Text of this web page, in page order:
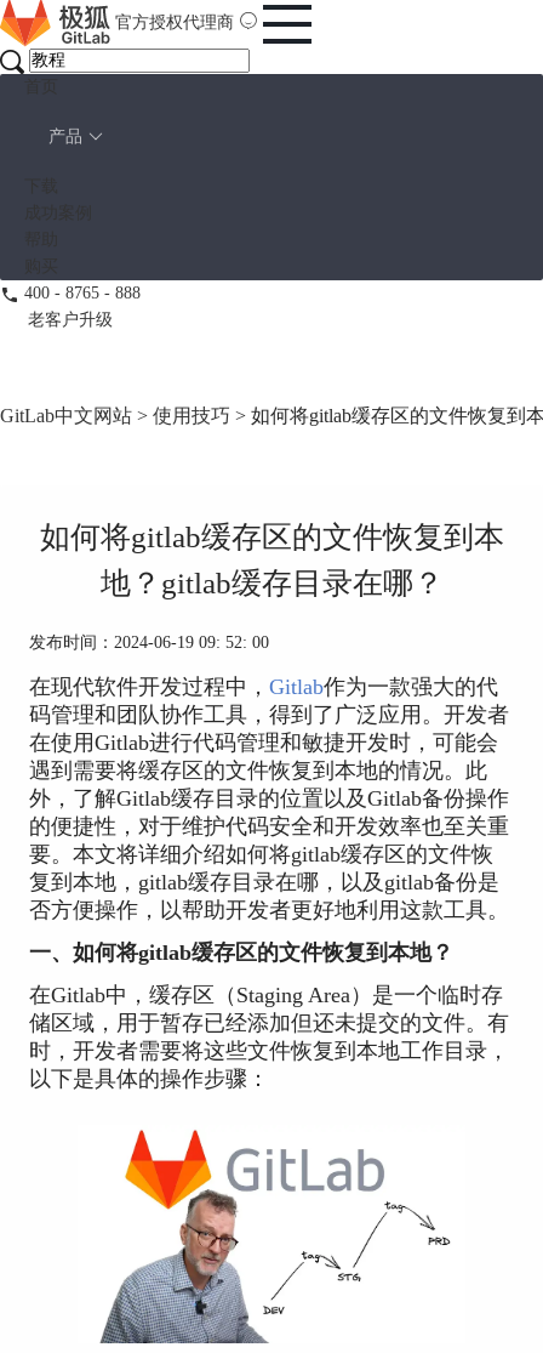
官方授权代理商
产品
400 - 8765 - 888
老客户升级
GitLab中文网站 > 使用技巧 > 如何将gitlab缓存区的文件恢复到
如何将gitlab缓存区的文件恢复到本
地？gitlab缓存目录在哪？
发布时间：2024-06-19 09: 52: 00
在现代软件开发过程中， Gitlab作为一款强大的代
码管理和团队协作工具，得到了广泛应用。开发者
在使用Gitlab进行代码管理和敏捷开发时，可能会
遇到需要将缓存区的文件恢复到本地的情况。此
外，了解Gitlab缓存目录的位置以及Gitlab备份操作
的便捷性，对于维护代码安全和开发效率也至关重
要。本文将详细介绍如何将gitlab缓存区的文件恢
复到本地，gitlab缓存目录在哪，以及gitlab备份是
否方便操作，以帮助开发者更好地利用这款工具。
一、如何将gitlab缓存区的文件恢复到本地？
在Gitlab中，缓存区（Staging Area）是一个临时存
储区域，用于暂存已经添加但还未提交的文件。有
时，开发者需要将这些文件恢复到本地工作目录，
以下是具体的操作步骤：